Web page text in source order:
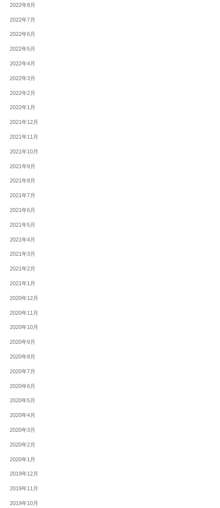
2022年8月
2022年7月
2022年6月
2022年5月
2022年4月
2022年3月
2022年2月
2022年1月
2021年12月
2021年11月
2021年10月
2021年9月
2021年8月
2021年7月
2021年6月
2021年5月
2021年4月
2021年3月
2021年2月
2021年1月
2020年12月
2020年11月
2020年10月
2020年9月
2020年8月
2020年7月
2020年6月
2020年5月
2020年4月
2020年3月
2020年2月
2020年1月
2019年12月
2019年11月
2019年10月